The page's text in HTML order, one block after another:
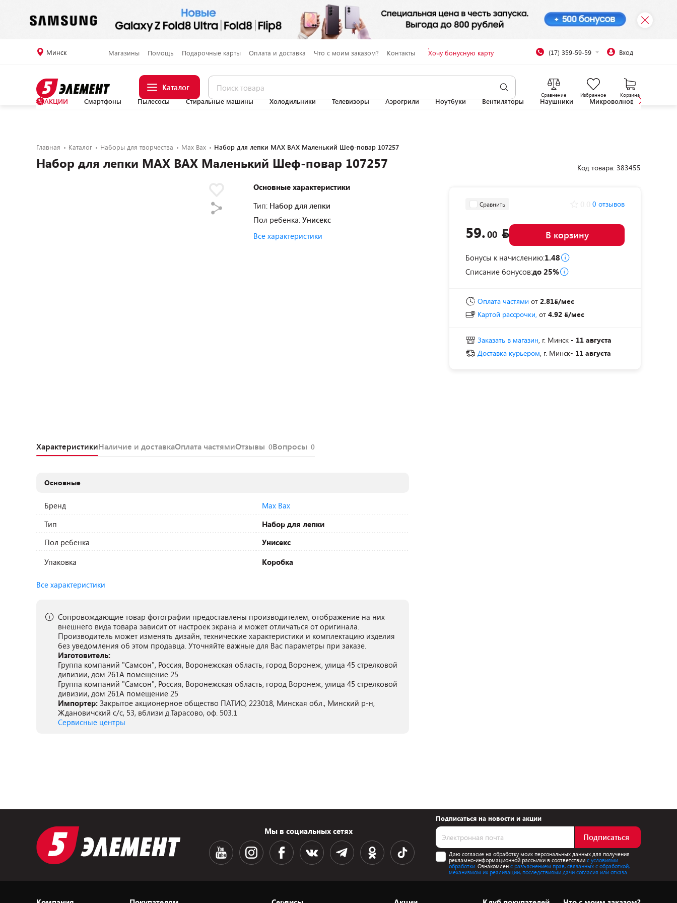
Минск Магазины Помощь Подарочные карты Оплата и доставка Что с моим заказом? Контакты Хочу бонусную карту (17) 359-59-59 Вход
Каталог
Сравнение Избранное Корзина
АКЦИИ Смартфоны Пылесосы Стиральные машины Холодильники Телевизоры Аэрогрили Ноутбуки Вентиляторы Наушники Микроволновые печи
Главная Каталог Наборы для творчества Max Bax Набор для лепки MAX BAX Маленький Шеф-повар 107257
Набор для лепки MAX BAX Маленький Шеф-повар 107257
Основные характеристики
Тип: Набор для лепки
Пол ребенка: Унисекс
Все характеристики
Код товара: 383455
Сравнить 0 отзывов
59.00 В корзину
Бонусы к начислению:1.48
Списание бонусов:до 25%
Оплата частями от 2.81 /мес
Картой рассрочки, от 4.92 /мес
Заказать в магазин, г. Минск - 11 августа
Доставка курьером, г. Минск- 11 августа
ХарактеристикиНаличие и доставкаОплата частямиОтзывы 0Вопросы 0
Основные
Бренд
Max Bax
Тип
Набор для лепки
Пол ребенка
Унисекс
Упаковка
Коробка
Все характеристики
Сопровождающие товар фотографии предоставлены производителем, отображение на них
внешнего вида товара зависит от настроек экрана и может отличаться от оригинала.
Производитель может изменять дизайн, технические характеристики и комплектацию изделия
без уведомления об этом продавца. Уточняйте важные для Вас параметры при заказе.
Изготовитель:
Группа компаний "Самсон", Россия, Воронежская область, город Воронеж, улица 45 стрелковой
дивизии, дом 261А помещение 25
Группа компаний "Самсон", Россия, Воронежская область, город Воронеж, улица 45 стрелковой
дивизии, дом 261А помещение 25
Импортер: Закрытое акционерное общество ПАТИО, 223018, Минская обл., Минский р-н,
Ждановичский с/с, 53, вблизи д.Тарасово, оф. 503.1
Сервисные центры
Мы в социальных сетях
Подписаться на новости и акции
Подписаться
Даю согласие на обработку моих персональных данных для получения
рекламно-информационной рассылки в соответствиис условиями
обработки. Ознакомлен с разъяснением прав, связанных с обработкой,
механизмом их реализации, последствиями дачи согласия или отказа.